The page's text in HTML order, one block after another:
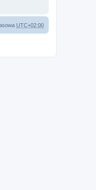
UTC+02:00